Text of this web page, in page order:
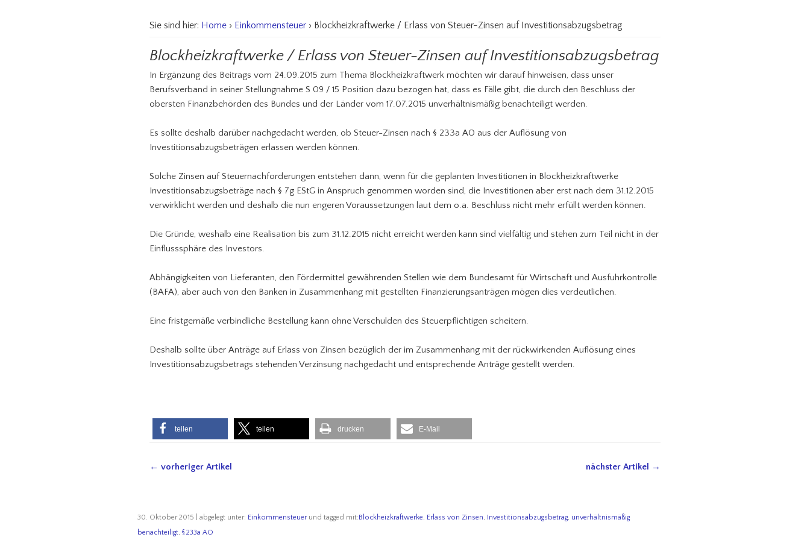
Sie sind hier: Home › Einkommensteuer › Blockheizkraftwerke / Erlass von Steuer-Zinsen auf Investitionsabzugsbetrag
Blockheizkraftwerke / Erlass von Steuer-Zinsen auf Investitionsabzugsbetrag
In Ergänzung des Beitrags vom 24.09.2015 zum Thema Blockheizkraftwerk möchten wir darauf hinweisen, dass unser
Berufsverband in seiner Stellungnahme S 09 / 15 Position dazu bezogen hat, dass es Fälle gibt, die durch den Beschluss der
obersten Finanzbehörden des Bundes und der Länder vom 17.07.2015 unverhältnismäßig benachteiligt werden.
Es sollte deshalb darüber nachgedacht werden, ob Steuer-Zinsen nach § 233a AO aus der Auflösung von
Investitionsabzugsbeträgen erlassen werden können.
Solche Zinsen auf Steuernachforderungen entstehen dann, wenn für die geplanten Investitionen in Blockheizkraftwerke
Investitionsabzugsbeträge nach § 7g EStG in Anspruch genommen worden sind, die Investitionen aber erst nach dem 31.12.2015
verwirklicht werden und deshalb die nun engeren Voraussetzungen laut dem o.a. Beschluss nicht mehr erfüllt werden können.
Die Gründe, weshalb eine Realisation bis zum 31.12.2015 nicht erreicht werden kann sind vielfältig und stehen zum Teil nicht in der
Einflusssphäre des Investors.
Abhängigkeiten von Lieferanten, den Fördermittel gewährenden Stellen wie dem Bundesamt für Wirtschaft und Ausfuhrkontrolle
(BAFA), aber auch von den Banken in Zusammenhang mit gestellten Finanzierungsanträgen mögen dies verdeutlichen.
Eine fristgemäße verbindliche Bestellung kann ohne Verschulden des Steuerpflichtigen scheitern.
Deshalb sollte über Anträge auf Erlass von Zinsen bezüglich der im Zusammenhang mit der rückwirkenden Auflösung eines
Investitionsabzugsbetrags stehenden Verzinsung nachgedacht und entsprechende Anträge gestellt werden.
teilen teilen drucken E-Mail
nächster Artikel →
← vorheriger Artikel
30. Oktober 2015 | abgelegt unter: Einkommensteuerund tagged mit: Blockheizkraftwerke, Erlass von Zinsen, Investitionsabzugsbetrag, unverhältnismäßig
benachteiligt,§ 233a AO